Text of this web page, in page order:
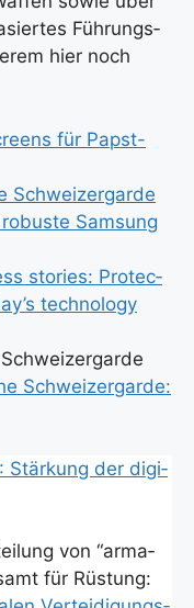
Füh­rungs­
hier noch
für Papst-
Schwei­zer­gar­de
Sam­sung
sto­ries: Pro­tec­
tech­no­lo­gy
Schwei­zer­gar­de:
: Stär­kung der digi­
von “arma­
für Rüs­tung: